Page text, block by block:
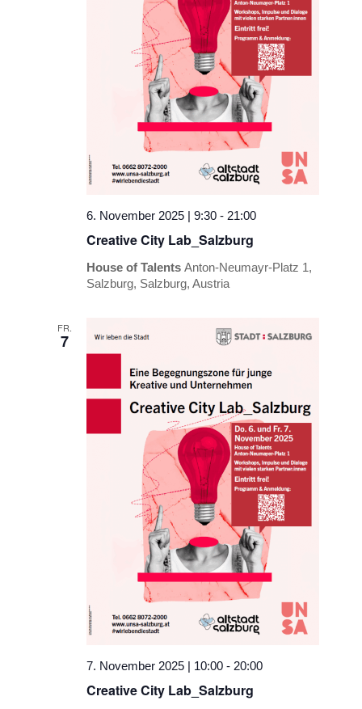
Creative City Lab_Salzburg
6. November 2025 | 9:30 - 21:00
House of TalentsAnton-Neumayr-Platz 1,
Salzburg, Salzburg, Austria
FR.
7
Creative City Lab_Salzburg
7. November 2025 | 10:00 -20:00